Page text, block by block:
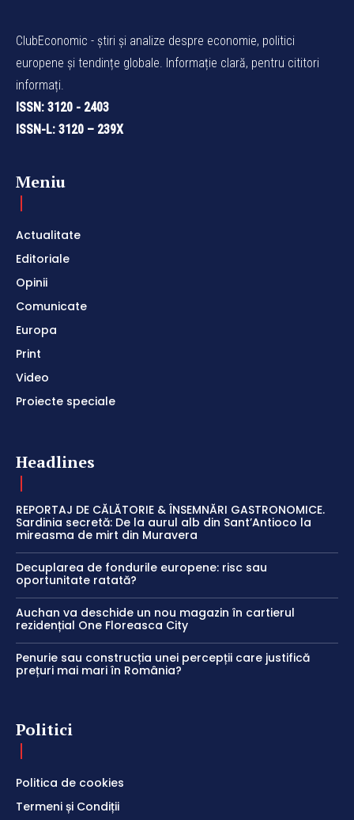
ClubEconomic - știri și analize despre economie, politici
europene și tendințe globale. Informație clară, pentru cititori
informați.
ISSN: 3120 - 2403
ISSN-L: 3120 – 239X
Meniu
Actualitate
Editoriale
Opinii
Comunicate
Europa
Print
Video
Proiecte speciale
Headlines
REPORTAJ DE CĂLĂTORIE & ÎNSEMNĂRI GASTRONOMICE.
Sardinia secretă: De la aurul alb din Sant’Antioco la
mireasma de mirt din Muravera
Decuplarea de fondurile europene: risc sau
oportunitate ratată?
Auchan va deschide un nou magazin în cartierul
rezidențial One Floreasca City
Penurie sau construcția unei percepții care justifică
prețuri mai mari în România?
Politici
Politica de cookies
Termeni și Condiții